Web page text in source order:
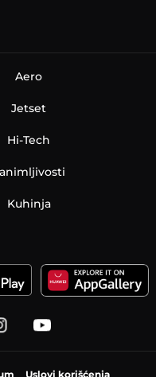
Aero
Jetset
Hi-Tech
Kuhinja
Uslovi korišćenja